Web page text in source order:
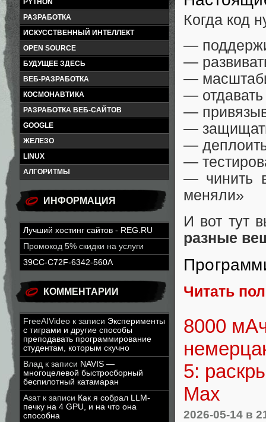
PYTHON
РАЗРАБОТКА
ИСКУССТВЕННЫЙ ИНТЕЛЛЕКТ
OPEN SOURCE
БУДУЩЕЕ ЗДЕСЬ
ВЕБ-РАЗРАБОТКА
КОСМОНАВТИКА
РАЗРАБОТКА ВЕБ-САЙТОВ
GOOGLE
ЖЕЛЕЗО
LINUX
АЛГОРИТМЫ
ИНФОРМАЦИЯ
Лучший хостинг сайтов - REG.RU
Промокод 5% скидки на услуги
39CC-C72F-6342-560A
КОММЕНТАРИИ
FreeAIVideo к записи Эксперименты
с тиграми и другие способы
преподавать программирование
студентам, которым скучно
Влад к записи NAVIS —
многоцелевой быстросборный
беспилотный катамаран
Азатк записи Как я собрал LLM-
печку на 4 GPU, и на что она
способна
Когда код
—
—
—
—
—
—
—
—
— чинить
меняли»
И вот тут
разные
Читать
8000
5:
Max
2026-05-14 в